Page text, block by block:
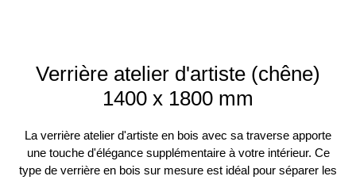
Verrière atelier d'artiste (chêne)
1400 x 1800 mm
La verrière atelier d'artiste en bois avec sa traverse apporte
une touche d'élégance supplémentaire à votre intérieur. Ce
type de verrière en bois sur mesure est idéal pour séparer les